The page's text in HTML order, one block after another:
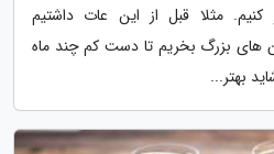
مثلا قبل از این عات داشتیم
های بزرگ بخریم تا دست کم چند ماه
بهتر...